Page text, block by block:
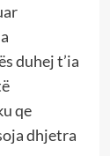
duhej t’ia
qe
dhjetra